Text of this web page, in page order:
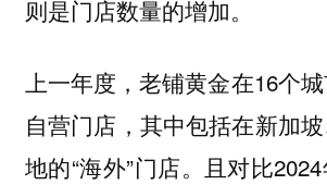
则是门店数量的增加。
上一年度，老铺黄金在16个
自营门店，其中包括在新加
地的“海外”门店。且对比